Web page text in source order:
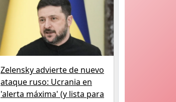
Zelensky advierte de nuevo
ataque ruso: Ucrania en
'alerta máxima' (y lista para